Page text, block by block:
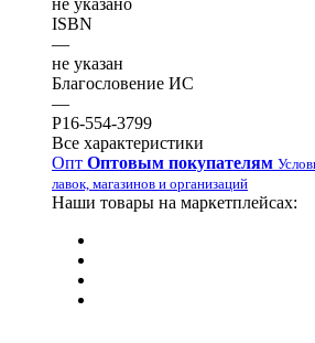
ISBN
—
не указан
Благословение ИС
—
Р16-554-3799
Все характеристики
Опт Оптовым покупателям
лавок, магазинов и организаций
Наши товары на маркетплейсах: